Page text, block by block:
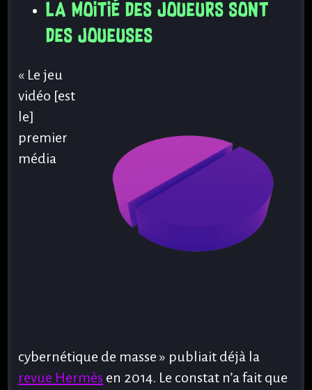
La moitié des joueurs sont
des joueuses
« Le jeu
vidéo [est
le]
premier
média
cybernétique de masse » publiait déjà la
revue Hermès en 2014. Le constat n’a fait que